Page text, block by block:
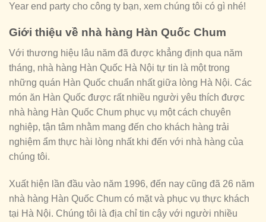
Year end party cho công ty bạn, xem chúng tôi có gì nhé!
Giới thiệu về nhà hàng Hàn Quốc Chum
Với thương hiệu lâu năm đã được khẳng định qua năm
tháng, nhà hàng Hàn Quốc Hà Nội tự tin là một trong
những quán Hàn Quốc chuẩn nhất giữa lòng Hà Nội. Các
món ăn Hàn Quốc được rất nhiều người yêu thích được
nhà hàng Hàn Quốc Chum phục vụ một cách chuyên
nghiệp, tận tâm nhằm mang đến cho khách hàng trải
nghiệm ẩm thực hài lòng nhất khi đến với nhà hàng của
chúng tôi.
Xuất hiện lần đầu vào năm 1996, đến nay cũng đã 26 năm
nhà hàng Hàn Quốc Chum có mặt và phục vụ thực khách
tại Hà Nội. Chúng tôi là địa chỉ tin cậy với người nhiều